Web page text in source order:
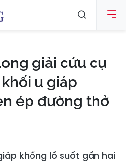
giải cứu cụ
u giáp
ép đường thở
khổng lồ suốt gần hai